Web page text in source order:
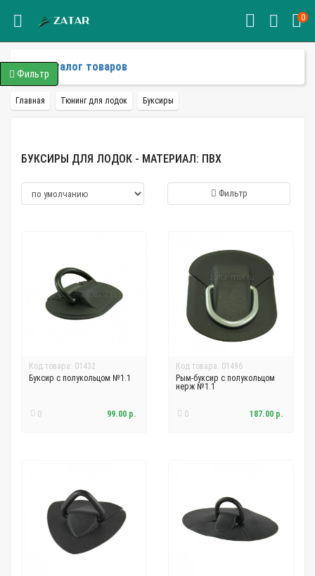
0
Каталог товаров
Главная Тюнинг для лодок Буксиры
БУКСИРЫ ДЛЯ ЛОДОК - МАТЕРИАЛ: ПВХ
Фильтр
Код товара: 01432
Буксир с полукольцом №1.1
0 99.00 р.
Код товара: 01496
Рым-буксир с полукольцом
нерж №1.1
0 187.00 р.
Фильтр